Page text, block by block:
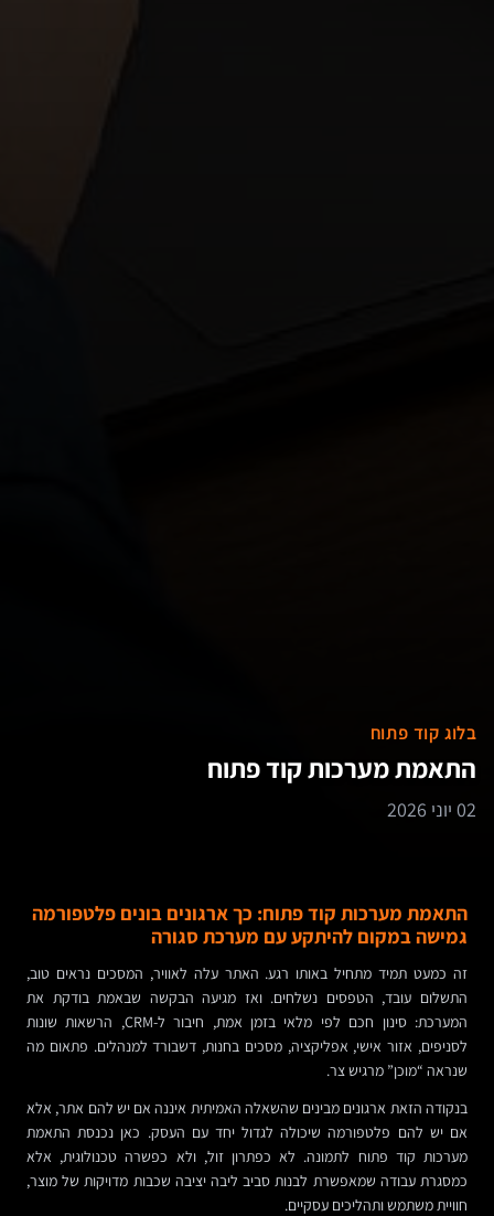
בלוג קוד פתוח
התאמת מערכות קוד פתוח
02 יוני 2026
התאמת מערכות קוד פתוח: כך ארגונים בונים פלטפורמה
גמישה במקום להיתקע עם מערכת סגורה
זה כמעט תמיד מתחיל באותו רגע. האתר עלה לאוויר, המסכים נראים טוב,
התשלום עובד, הטפסים נשלחים. ואז מגיעה הבקשה שבאמת בודקת את
המערכת: סינון חכם לפי מלאי בזמן אמת, חיבור ל-CRM, הרשאות שונות
לסניפים, אזור אישי, אפליקציה, מסכים בחנות, דשבורד למנהלים. פתאום מה
שנראה “מוכן” מרגיש צר.
בנקודה הזאת ארגונים מבינים שהשאלה האמיתית איננה אם יש להם אתר, אלא
אם יש להם פלטפורמה שיכולה לגדול יחד עם העסק. כאן נכנסת התאמת
מערכות קוד פתוח לתמונה. לא כפתרון זול, ולא כפשרה טכנולוגית, אלא
כמסגרת עבודה שמאפשרת לבנות סביב ליבה יציבה שכבות מדויקות של מוצר,
חוויית משתמש ותהליכים עסקיים.